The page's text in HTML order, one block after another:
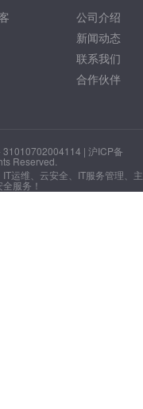
公司介绍
新闻动态
联系我们
合作伙伴
31010702004114 | 沪ICP备
Reserved.
运维、云安全、IT服务管理、主
服务！